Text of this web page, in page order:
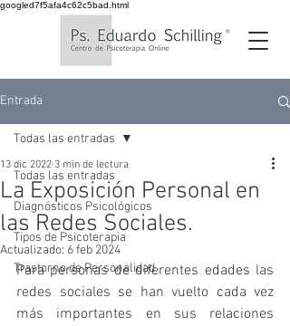
googled7f5afa4c62c5bad.html
Entrada
Todas las entradas
Diagnósticos Psicológicos
Tipos de Psicoterapia
Trastorno de Personalidad
Todas las entradas
La Exposición Personal en
las Redes Sociales.
13 dic 2022 3 min de lectura
Actualizado: 6 feb 2024
Para personas de diferentes edades las
redes sociales se han vuelto cada vez
más importantes en sus relaciones